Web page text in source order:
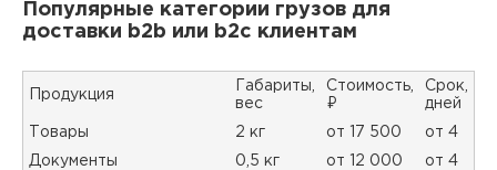
Популярные категории грузов для
доставки b2b или b2c клиентам
Продукция
Габариты,
вес
Стоимость,
₽
Срок,
дней
Товары 2 кг от 17 500 от 4
Документы 0,5 кг от 12 000 от 4